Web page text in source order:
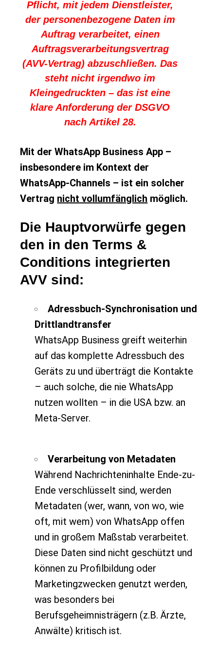
Pflicht, mit jedem Dienstleister,
der personenbezogene Daten im
Auftrag verarbeitet, einen
Auftragsverarbeitungsvertrag
(AVV-Vertrag) abzuschließen. Das
steht nicht irgendwo im
Kleingedruckten – das ist eine
klare Anforderung der DSGVO
nach Artikel 28.
Mit der WhatsApp Business App –
insbesondere im Kontext der
WhatsApp-Channels – ist ein solcher
Vertrag nicht vollumfänglich möglich.
Die Hauptvorwürfe gegen
den in den Terms &
Conditions integrierten
AVV sind:
Adressbuch-Synchronisation und
Drittlandtransfer
WhatsApp Business greift weiterhin
auf das komplette Adressbuch des
Geräts zu und überträgt die Kontakte
– auch solche, die nie WhatsApp
nutzen wollten – in die USA bzw. an
Meta-Server.
Verarbeitung von Metadaten
Während Nachrichteninhalte Ende-zu-
Ende verschlüsselt sind, werden
Metadaten (wer, wann, von wo, wie
oft, mit wem) von WhatsApp offen
und in großem Maßstab verarbeitet.
Diese Daten sind nicht geschützt und
können zu Profilbildung oder
Marketingzwecken genutzt werden,
was besonders bei
Berufsgeheimnisträgern (z.B. Ärzte,
Anwälte) kritisch ist.